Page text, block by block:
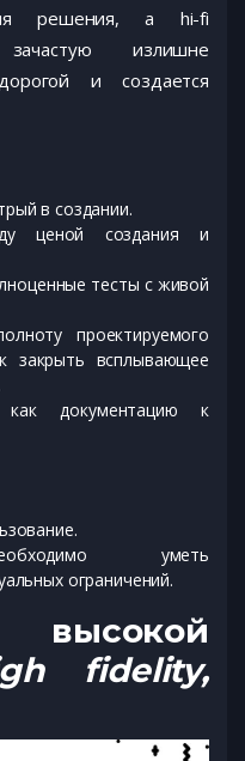
решения, а hi-fi
излишне
и создается
в создании.
ценой создания и
тесты с живой
проектируемого
закрыть всплывающее
документацию к
уметь
ограничений.
fidelity,